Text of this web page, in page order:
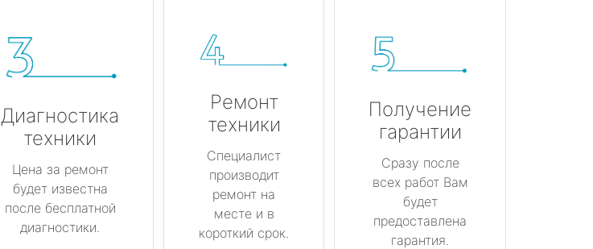
Диагностика
техники
Цена за ремонт
будет известна
после бесплатной
диагностики.
Ремонт
техники
Специалист
производит
ремонт на
месте и в
короткий срок.
Получение
гарантии
Сразу после
всех работ Вам
будет
предоставлена
гарантия.